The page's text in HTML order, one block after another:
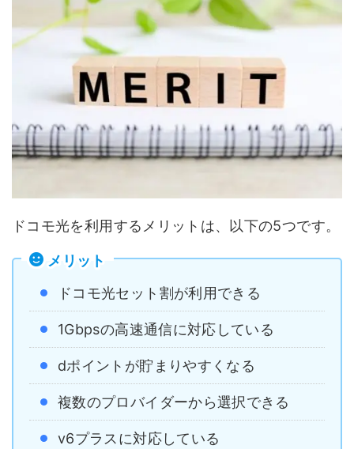
ドコモ光を利用するメリットは、以下の5つです。
メリット
ドコモ光セット割が利用できる
1Gbpsの高速通信に対応している
dポイントが貯まりやすくなる
複数のプロバイダーから選択できる
v6プラスに対応している